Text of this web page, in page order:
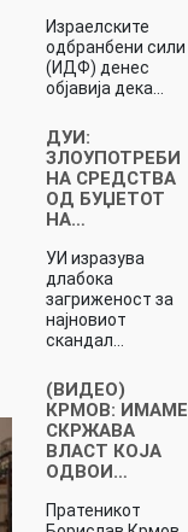
Израелските
одбранбени сили
(ИДФ) денес
објавија дека…
ДУИ:
ЗЛОУПОТРЕБИ
НА СРЕДСТВА
ОД БУЏЕТОТ
НА…
УИ изразува
длабока
загриженост за
најновиот
скандал…
(ВИДЕО)
КРМОВ: ИМАМЕ
СКРЖАВА
ВЛАСТ КОЈА
ОДВОИ…
Пратеникот